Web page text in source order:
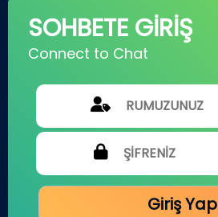
SOHBETE GİRİŞ
Connect to Chat
Giriş Yap